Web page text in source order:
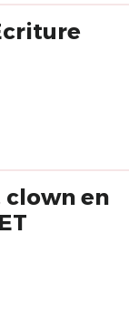
clown en